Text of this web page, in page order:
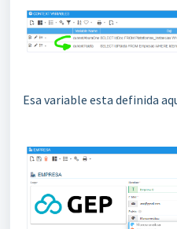
Esa variable esta definida